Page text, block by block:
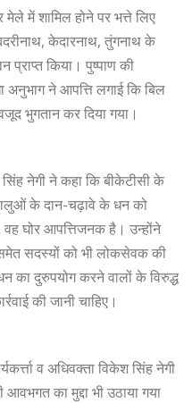
में शामिल होने पर भत्ते लिए
केदारनाथ, तुंगनाथ के
प्राप्त किया। पुष्पाण की
अनुभाग ने आपत्ति लगाई कि बिल
भुगतान कर दिया गया।
सिंह नेगी ने कहा कि बीकेटीसी के
के दान-चढ़ावे के धन को
वह घोर आपत्तिजनक है। उन्होंने
समेत सदस्यों को भी लोकसेवक की
का दुरुपयोग करने वालों के विरुद्ध
की जानी चाहिए।
व अधिवक्ता विकेश सिंह नेगी
का मुद्दा भी उठाया गया